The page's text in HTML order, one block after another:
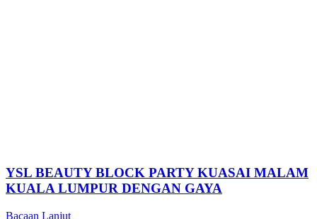
YSL BEAUTY BLOCK PARTY KUASAI MALAM
KUALA LUMPUR DENGAN GAYA
Bacaan Lanjut